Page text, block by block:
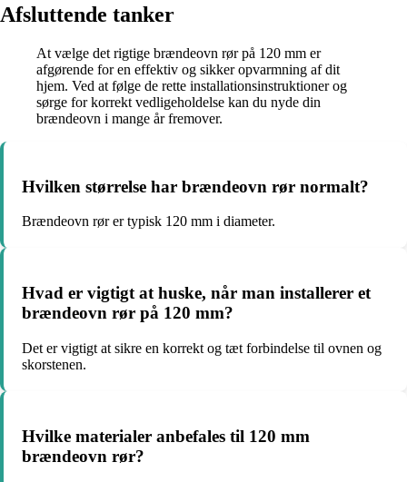
Afsluttende tanker
At vælge det rigtige brændeovn rør på 120 mm er
afgørende for en effektiv og sikker opvarmning af dit
hjem. Ved at følge de rette installationsinstruktioner og
sørge for korrekt vedligeholdelse kan du nyde din
brændeovn i mange år fremover.
Hvilken størrelse har brændeovn rør normalt?
Brændeovn rør er typisk 120 mm i diameter.
Hvad er vigtigt at huske, når man installerer et
brændeovn rør på 120 mm?
Det er vigtigt at sikre en korrekt og tæt forbindelse til ovnen og
skorstenen.
Hvilke materialer anbefales til 120 mm
brændeovn rør?